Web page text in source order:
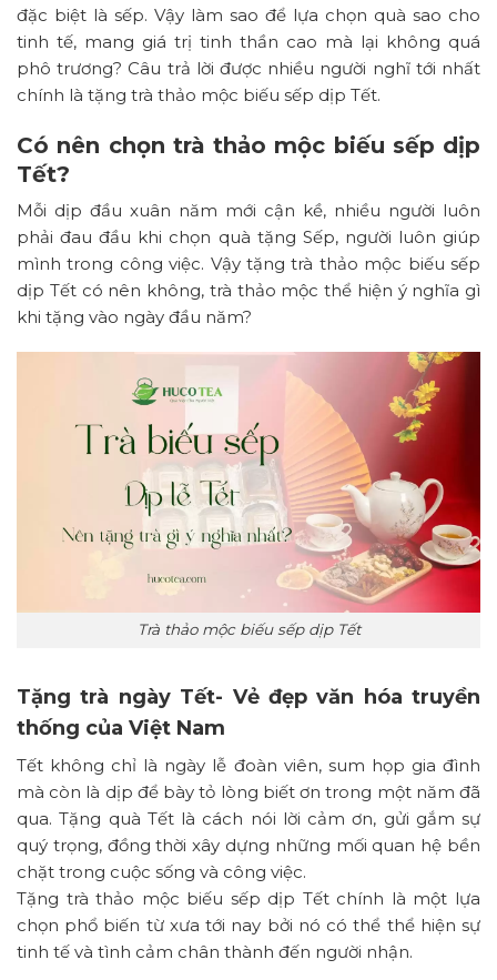
đặc biệt là sếp. Vậy làm sao để lựa chọn quà sao cho
tinh tế, mang giá trị tinh thần cao mà lại không quá
phô trương? Câu trả lời được nhiều người nghĩ tới nhất
chính là tặng trà thảo mộc biếu sếp dịp Tết.
Có nên chọn trà thảo mộc biếu sếp dịp
Tết?
Mỗi dịp đầu xuân năm mới cận kề, nhiều người luôn
phải đau đầu khi chọn quà tặng Sếp, người luôn giúp
mình trong công việc. Vậy tặng trà thảo mộc biếu sếp
dịp Tết có nên không, trà thảo mộc thể hiện ý nghĩa gì
khi tặng vào ngày đầu năm?
Trà thảo mộc biếu sếp dịp Tết
Tặng trà ngày Tết- Vẻ đẹp văn hóa truyền
thống của Việt Nam
Tết không chỉ là ngày lễ đoàn viên, sum họp gia đình
mà còn là dịp để bày tỏ lòng biết ơn trong một năm đã
qua. Tặng quà Tết là cách nói lời cảm ơn, gửi gắm sự
quý trọng, đồng thời xây dựng những mối quan hệ bền
chặt trong cuộc sống và công việc.
Tặng trà thảo mộc biếu sếp dịp Tết chính là một lựa
chọn phổ biến từ xưa tới nay bởi nó có thể thể hiện sự
tinh tế và tình cảm chân thành đến người nhận.